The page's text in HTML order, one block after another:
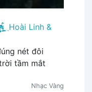
Hoài Linh &
nét đôi
tầm mắt
Nhạc Vàng